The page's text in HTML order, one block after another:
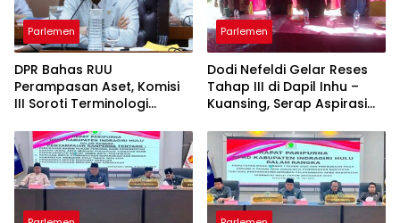
Parlemen
DPR Bahas RUU
Perampasan Aset, Komisi
III Soroti Terminologi
“Pemulihan”
Parlemen
Dodi Nefeldi Gelar Reses
Tahap III di Dapil Inhu –
Kuansing, Serap Aspirasi
Pendidikan